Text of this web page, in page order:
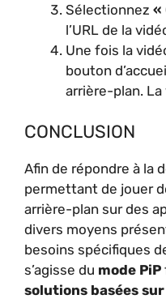
Sélectionnez «
l’URL de la
Une fois la
bouton
arrière-plan.
CONCLUSION
Afin de répondre à la
permettant de jouer
arrière-plan sur des
divers moyens
besoins spécifiques
s’agisse du mode PiP
solutions basées